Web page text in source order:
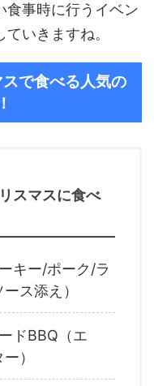
食事時に行うイベン
いきますね。
で食べる人気の
スマスに食べ
キー/ポーク/ラ
ス添え）
ドBBQ（エ
）